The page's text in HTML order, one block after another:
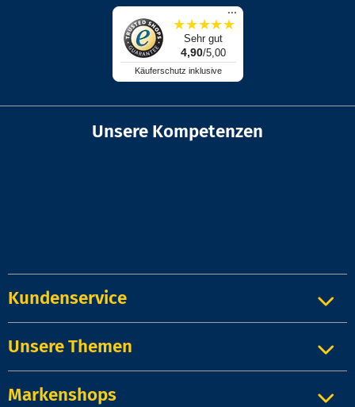
...
★★★★★
Sehr gut
4,90/5,00
Käuferschutz inklusive
Unsere Kompetenzen
Kundenservice
Unsere Themen
Markenshops